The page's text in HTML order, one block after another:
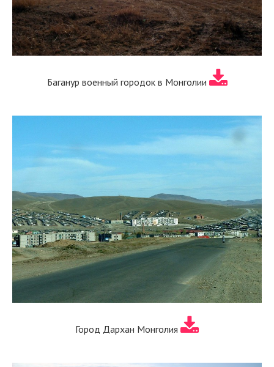
Баганур военный городок в Монголии
Город Дархан Монголия